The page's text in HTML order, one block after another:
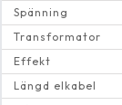
Spänning
Transformator
Effekt
Längd elkabel